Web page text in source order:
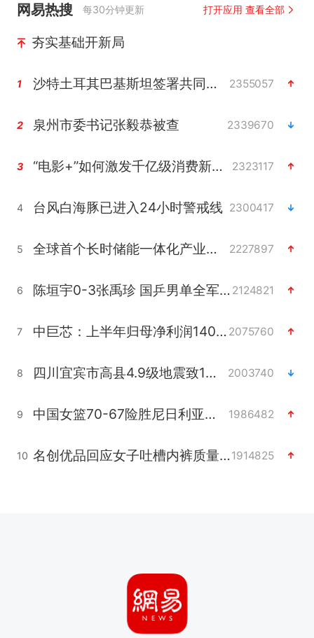
网易热搜 每30分钟更新 打开应用 查看全部
夯实基础开新局
1 沙特土耳其巴基斯坦签署共同防务协议 2355057
2 泉州市委书记张毅恭被查 2339670
3 “电影+”如何激发千亿级消费新活力？ 2323117
4 台风白海豚已进入24小时警戒线 2300417
5 全球首个长时储能一体化产业园量产 2227897
6 陈垣宇0-3张禹珍 国乒男单全军覆没 2124821
7 中巨芯：上半年归母净利润1405.77万元 2075760
8 四川宜宾市高县4.9级地震致1人死亡 2003740
9 中国女篮70-67险胜尼日利亚女篮 1986482
10 名创优品回应女子吐槽内裤质量差1914825